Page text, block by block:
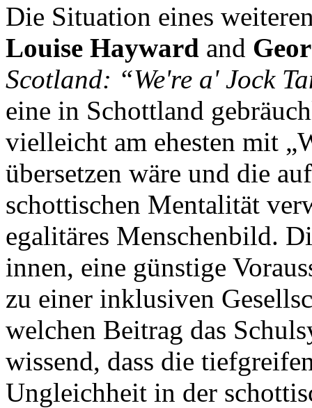
Die Situation eines
Louise Hayward and
Scotland: “We're a' Jock
eine in Schottland
vielleicht am ehesten mit
übersetzen wäre und die
schottischen Mentalität
egalitäres Menschenbild.
innen, eine günstige
zu einer inklusiven
welchen Beitrag das
wissend, dass die
Ungleichheit in der